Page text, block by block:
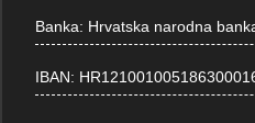
Banka: Hrvatska narodna
IBAN: